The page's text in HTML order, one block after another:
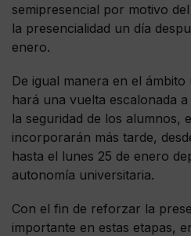
semipresencial por motivo
la presencialidad un día
enero.
De igual manera en el
hará una vuelta escalonada
la seguridad de los alumnos,
incorporarán más tarde,
hasta el lunes 25 de enero
autonomía universitaria.
Con el fin de reforzar la
importante en estas etapas,